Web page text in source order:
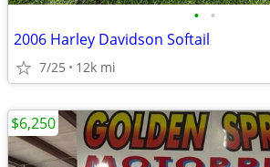
• •
2006 Harley Davidson Softail
7/25 12k mi
$6,250